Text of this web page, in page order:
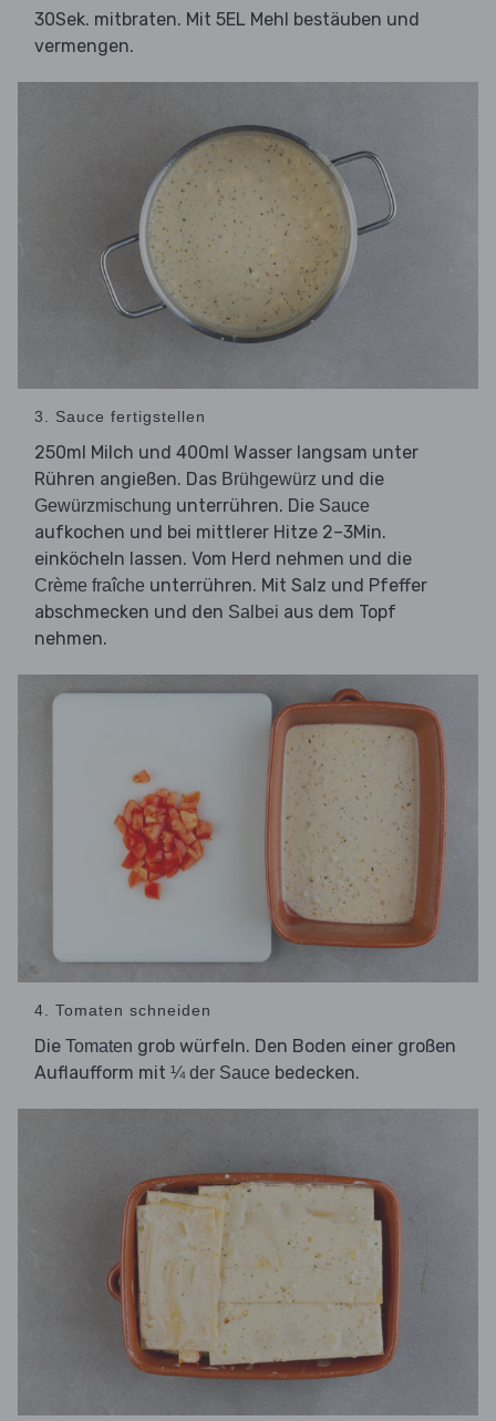
30Sek. mitbraten. Mit 5EL Mehl bestäuben und
vermengen.
3. Sauce fertigstellen
250ml Milch und 400ml Wasser langsam unter
Rühren angießen. Das Brühgewürz und die
Gewürzmischung unterrühren. Die Sauce
aufkochen und bei mittlerer Hitze 2–3Min.
einköcheln lassen. Vom Herd nehmen und die
Crème fraîche unterrühren. Mit Salz und Pfeffer
abschmecken und den Salbei aus dem Topf
nehmen.
4. Tomaten schneiden
Die Tomaten grob würfeln. Den Boden einer großen
Auflaufform mit ¼ der Sauce bedecken.